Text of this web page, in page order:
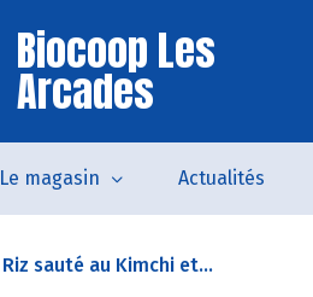
Biocoop Les
Arcades
Le magasin Actualités
Riz sauté au Kimchi et...